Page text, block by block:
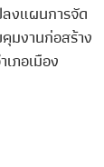
งแผนการจัด
มงานก่อสร้าง
ภอเมือง